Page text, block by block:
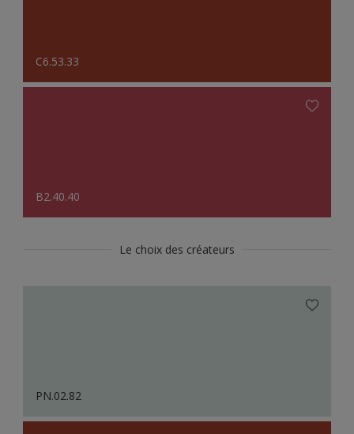
C6.53.33
B2.40.40
Le choix des créateurs
PN.02.82